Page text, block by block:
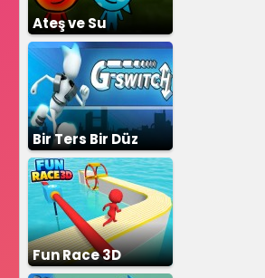
Ateş ve Su
Bir Ters Bir Düz
Fun Race 3D